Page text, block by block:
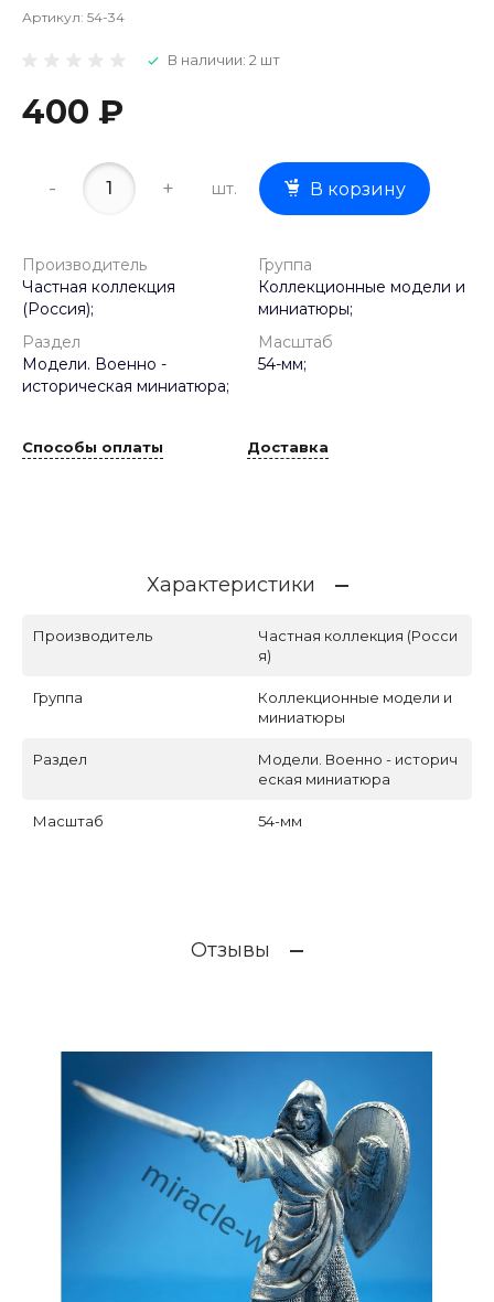
Артикул: 54-34
В наличии: 2 шт
400 ₽
- + шт. В корзину
Производитель
Частная коллекция
(Россия);
Группа
Коллекционные модели и
миниатюры;
Раздел
Модели. Военно -
историческая миниатюра;
Масштаб
54-мм;
Способы оплаты Доставка
Характеристики
Производитель
Частная коллекция (Росси
я)
Группа
Коллекционные модели и
миниатюры
Раздел
Модели. Военно - историч
еская миниатюра
Масштаб 54-мм
Отзывы